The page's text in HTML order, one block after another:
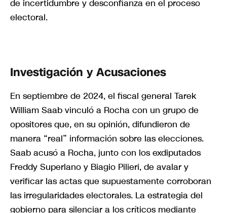
de incertidumbre y desconfianza en el proceso
electoral.
Investigación y Acusaciones
En septiembre de 2024, el fiscal general Tarek
William Saab vinculó a Rocha con un grupo de
opositores que, en su opinión, difundieron de
manera “real” información sobre las elecciones.
Saab acusó a Rocha, junto con los exdiputados
Freddy Superlano y Biagio Pilieri, de avalar y
verificar las actas que supuestamente corroboran
las irregularidades electorales. La estrategia del
gobierno para silenciar a los críticos mediante